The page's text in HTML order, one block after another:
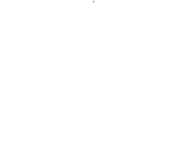
(с 8:00 до